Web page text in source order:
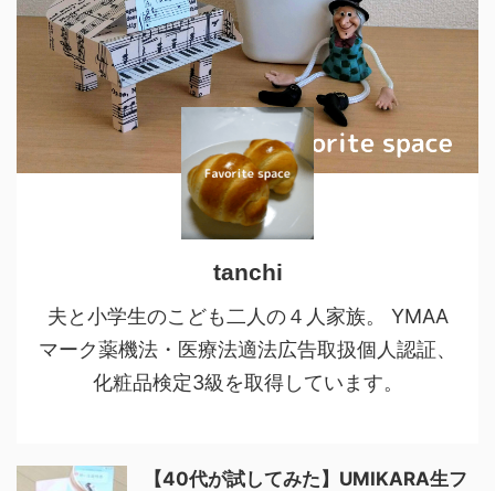
tanchi
夫と小学生のこども二人の４人家族。 YMAA
マーク薬機法・医療法適法広告取扱個人認証、
化粧品検定3級を取得しています。
【40代が試してみた】UMIKARA生フ